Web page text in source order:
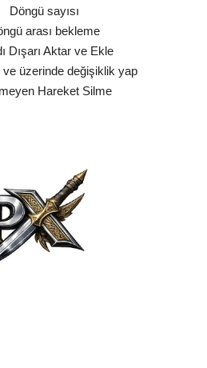
Döngü sayısı
arası bekleme
Dışarı Aktar ve Ekle
ve üzerinde değişiklik yap
Hareket Silme